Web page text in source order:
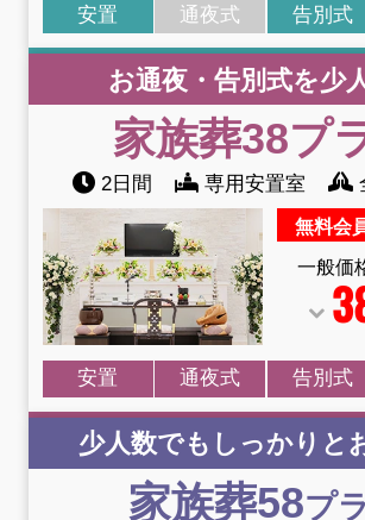
安置 通夜式 告別式
お通夜・告別式を少
家族葬38プ
2日間 専用安置室
無料会
一般価
安置 通夜式 告別式
少人数でもしっかりと
家族葬58プ